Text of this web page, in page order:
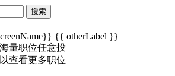
搜索
{{ otherLabel }}
量职位任意投
查看更多职位